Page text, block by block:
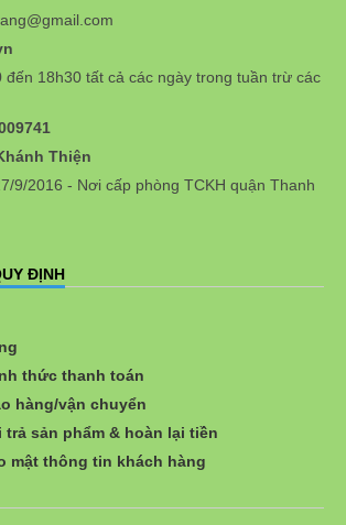
18h30 tất cả các ngày trong tuần trừ các
Thiện
9/2016 - Nơi cấp phòng TCKH quận Thanh
ĐỊNH
thức thanh toán
hàng/vận chuyển
sản phẩm & hoàn lại tiền
mật thông tin khách hàng